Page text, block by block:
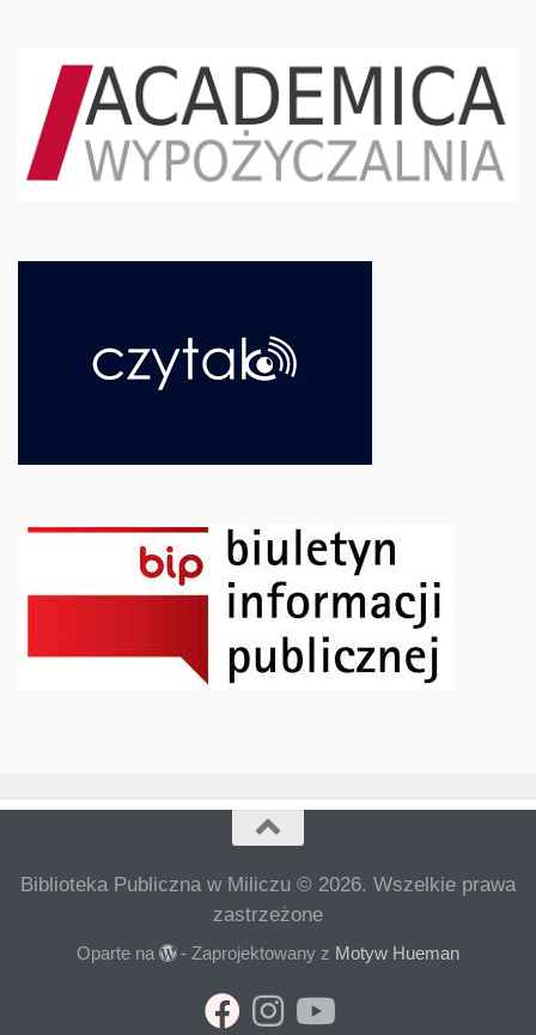
Biblioteka Publiczna w Miliczu © 2026. Wszelkie prawa
zastrzeżone
Oparte na - Zaprojektowany z Motyw Hueman